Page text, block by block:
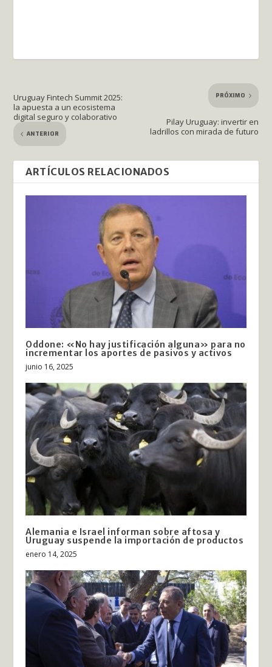
Uruguay Fintech Summit 2025:
la apuesta a un ecosistema
digital seguro y colaborativo
ANTERIOR
PRÓXIMO
Pilay Uruguay: invertir en
ladrillos con mirada de futuro
ARTÍCULOS RELACIONADOS
Oddone: «No hay justificación alguna» para no
incrementar los aportes de pasivos y activos
junio 16, 2025
Alemania e Israel informan sobre aftosa y
Uruguay suspende la importación de productos
enero 14, 2025